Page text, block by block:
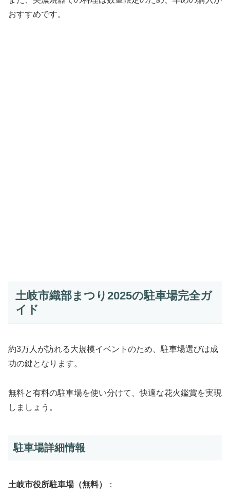
おすすめです。
土岐市織部まつり2025の駐車場完全ガ
イド
約3万人が訪れる大規模イベントのため、駐車場選びは成
功の鍵となります。
無料と有料の駐車場を使い分けて、快適な花火鑑賞を実現
しましょう。
駐車場詳細情報
土岐市役所駐車場（無料） ：